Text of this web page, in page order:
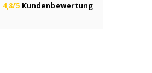
5 Kundenbewertung